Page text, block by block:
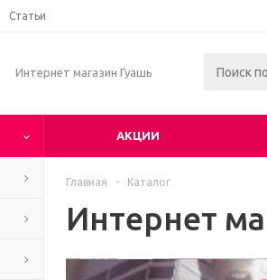
Статьи
Интернет магазин Гуашь
АКЦИИ
Главная - Каталог
Интернет